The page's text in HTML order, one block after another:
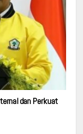
dan Perkuat